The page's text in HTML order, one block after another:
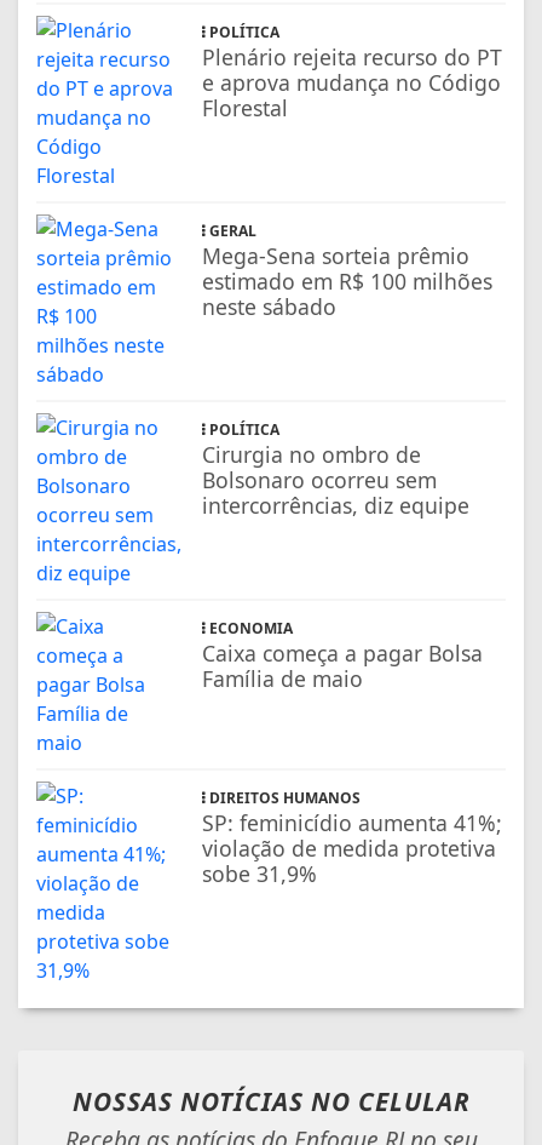
POLÍTICA
Plenário rejeita recurso do PT
e aprova mudança no Código
Florestal
GERAL
Mega-Sena sorteia prêmio
estimado em R$ 100 milhões
neste sábado
POLÍTICA
Cirurgia no ombro de
Bolsonaro ocorreu sem
intercorrências, diz equipe
ECONOMIA
Caixa começa a pagar Bolsa
Família de maio
DIREITOS HUMANOS
SP: feminicídio aumenta 41%;
violação de medida protetiva
sobe 31,9%
NOSSAS NOTÍCIAS NO CELULAR